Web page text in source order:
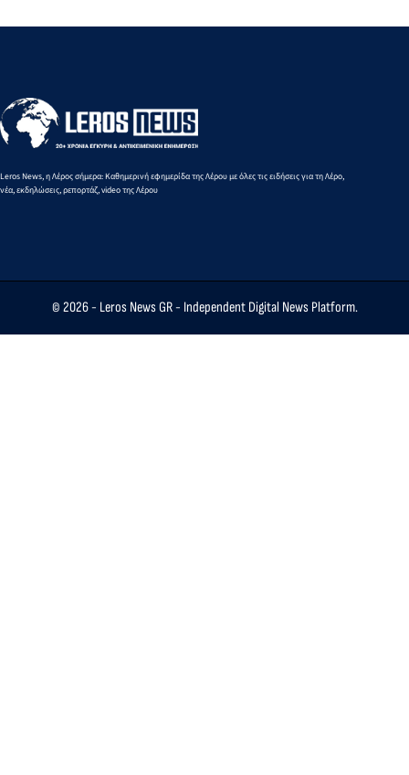
Leros News, η Λέρος σήμερα: Καθημερινή εφημερίδα της Λέρου με όλες τις ειδήσεις για τη Λέρο,
νέα, εκδηλώσεις, ρεπορτάζ, video της Λέρου
© 2026 - Leros News GR- Independent Digital News Platform.